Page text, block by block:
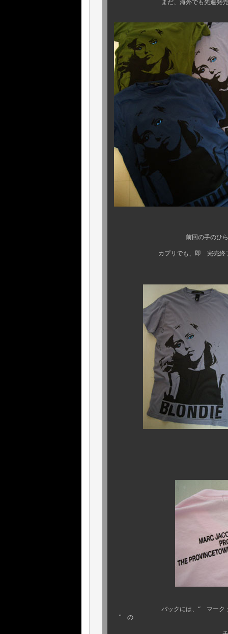
まだ、海外でも先週発売され
前回の手のひらモチーフのデ
カプリでも、即 完売終了となっ
バックには、“ マーク ジェイ
” の